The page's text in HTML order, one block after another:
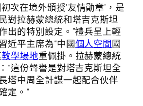
次在境外頒授‘友情勛章’，是
對拉赫蒙總統和塔吉克斯坦
出的特別設定。”禮兵呈上輕
近平主席為“中國個人空間國
教學場地重佩掛。拉赫蒙總統
“這份聲譽是對塔吉克斯坦全
塔中周全計謀一起配合伙伴
定。”